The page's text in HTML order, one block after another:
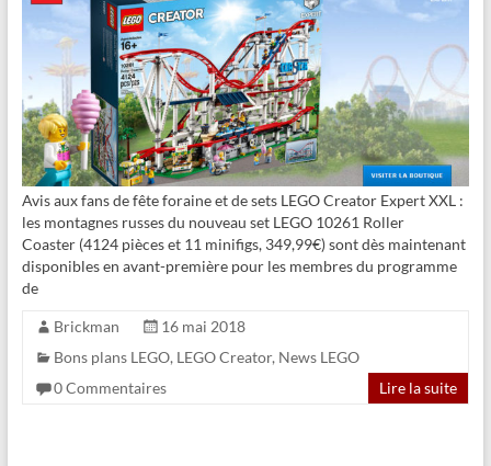
Avis aux fans de fête foraine et de sets LEGO Creator Expert XXL :
les montagnes russes du nouveau set LEGO 10261 Roller
Coaster (4124 pièces et 11 minifigs, 349,99€) sont dès maintenant
disponibles en avant-première pour les membres du programme
de
Brickman
16 mai 2018
Bons plans LEGO, LEGO Creator, News LEGO
0 Commentaires
Lire la suite